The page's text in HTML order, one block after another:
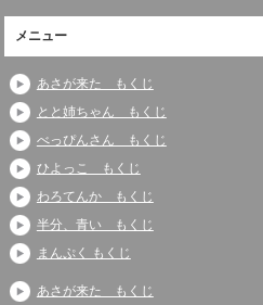
メニュー
あさが来た もくじ
とと姉ちゃん もくじ
べっぴんさん もくじ
ひよっこ もくじ
わろてんか もくじ
半分、青い もくじ
まんぷく もくじ
あさが来た もくじ